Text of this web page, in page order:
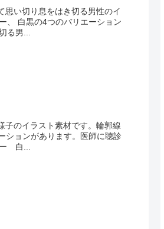
思い切り息をはき切る男性のイ
、 白黒の4つのバリエーション
る男...
子のイラスト素材です。輪郭線
ションがあります。医師に聴診
白...